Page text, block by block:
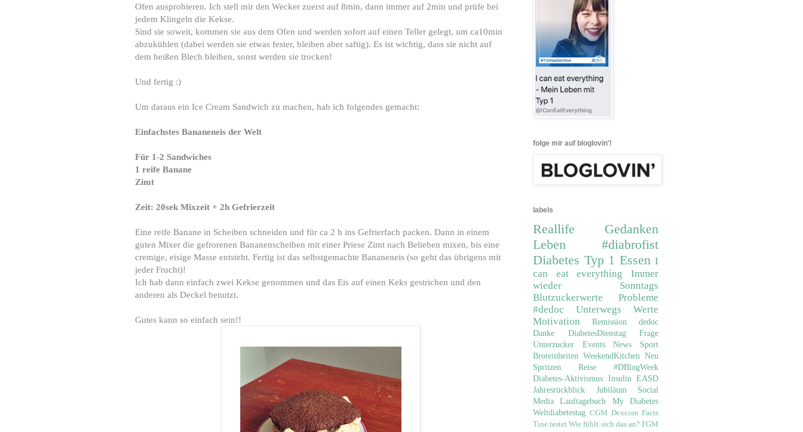
Ofen ausprobieren. Ich stell mir den Wecker zuerst auf 8min, dann immer auf 2min und prüfe bei
jedem Klingeln die Kekse.
Sind sie soweit, kommen sie aus dem Ofen und werden sofort auf einen Teller gelegt, um ca10min
abzukühlen (dabei werden sie etwas fester, bleiben aber saftig). Es ist wichtig, dass sie nicht auf
dem heißen Blech bleiben, sonst werden sie trocken!
Und fertig :)
Um daraus ein Ice Cream Sandwich zu machen, hab ich folgendes gemacht:
Einfachstes Bananeneis der Welt
Für 1-2 Sandwiches
1 reife Banane
Zimt
Zeit: 20sek Mixzeit + 2h Gefrierzeit
Eine reife Banane in Scheiben schneiden und für ca 2 h ins Gefrierfach packen. Dann in einem
guten Mixer die gefrorenen Bananenscheiben mit einer Priese Zimt nach Belieben mixen, bis eine
cremige, eisige Masse entsteht. Fertig ist das selbstgemachte Bananeneis (so geht das übrigens mit
jeder Frucht)!
Ich hab dann einfach zwei Kekse genommen und das Eis auf einen Keks gestrichen und den
anderen als Deckel benutzt.
Gutes kann so einfach sein!!
folge mir auf bloglovin'!
labels
Reallife
Gedanken
Leben
#diabrofist
Diabetes Typ 1 Essen I
can eat everything
Immer
wieder Sonntags
Blutzuckerwerte
Probleme
#dedoc
Unterwegs
Werte
Motivation
Remission
dedoc
Danke
DiabetesDienstag
Frage
Unterzucker
Events News
Sport
Broteinheiten WeekendKitchen Neu
Spritzen
Reise
#DBlogWeek
Diabetes-Aktivismus Insulin EASD
Jahresrückblick
Jubiläum
Social
Media
Lauftagebuch
My Diabetes
Weltdiabetestag CGM Dexcom Facts
Tine testet Wie fühlt sich das an? FGM